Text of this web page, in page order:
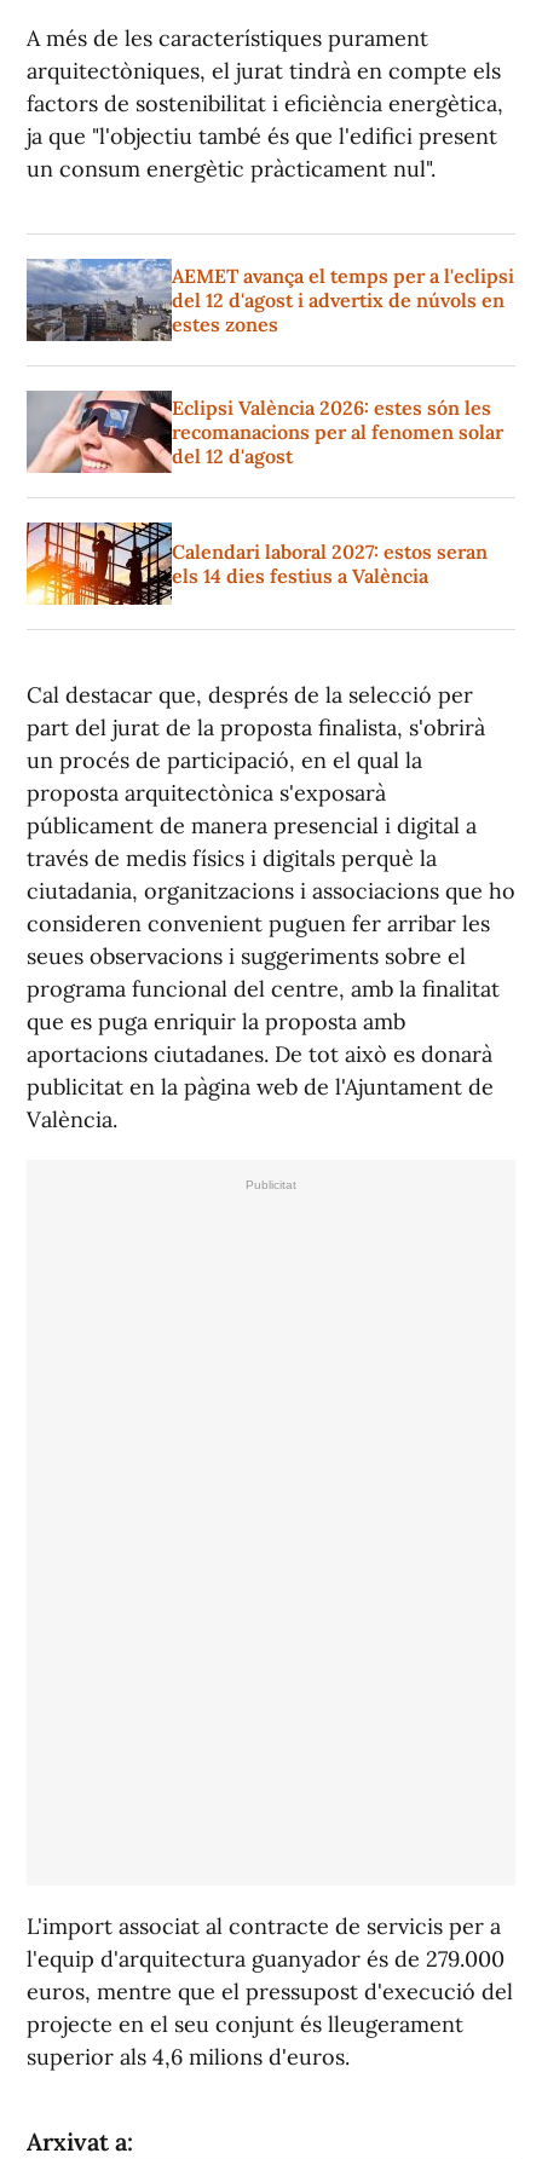
A més de les característiques purament
arquitectòniques, el jurat tindrà en compte els
factors de sostenibilitat i eficiència energètica,
ja que "l'objectiu també és que l'edifici present
un consum energètic pràcticament nul".
AEMET avança el temps per a l'eclipsi
del 12 d'agost i advertix de núvols en
estes zones
Eclipsi València 2026: estes són les
recomanacions per al fenomen solar
del 12 d'agost
Calendari laboral 2027: estos seran
els 14 dies festius a València
Cal destacar que, després de la selecció per
part del jurat de la proposta finalista, s'obrirà
un procés de participació, en el qual la
proposta arquitectònica s'exposarà
públicament de manera presencial i digital a
través de medis físics i digitals perquè la
ciutadania, organitzacions i associacions que ho
consideren convenient puguen fer arribar les
seues observacions i suggeriments sobre el
programa funcional del centre, amb la finalitat
que es puga enriquir la proposta amb
aportacions ciutadanes. De tot això es donarà
publicitat en la pàgina web de l'Ajuntament de
València.
L'import associat al contracte de servicis per a
l'equip d'arquitectura guanyador és de 279.000
euros, mentre que el pressupost d'execució del
projecte en el seu conjunt és lleugerament
superior als 4,6 milions d'euros.
Arxivat a: